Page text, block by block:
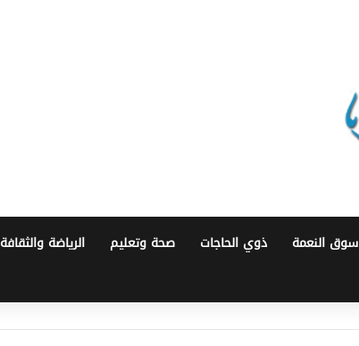
سوق النعمة ذوي الحاجات صحة وتعليم الرياضة والثقافة